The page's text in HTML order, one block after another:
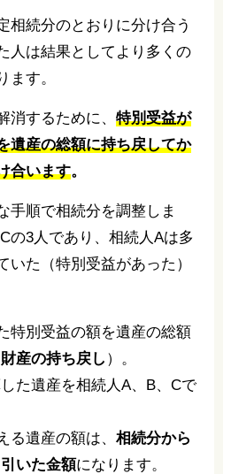
相続分のとおりに分け合う
人は結果としてより多くの
ます。
消するために、 特別受益が
遺産の総額に持ち戻してか
合います。
手順で相続分を調整しま
の3人であり、相続人Aは多
いた（特別受益があった）
特別受益の額を遺産の総額
財産の持ち戻し ）。
た遺産を相続人A、B、Cで
る遺産の額は、 相続分から
いた金額になります。